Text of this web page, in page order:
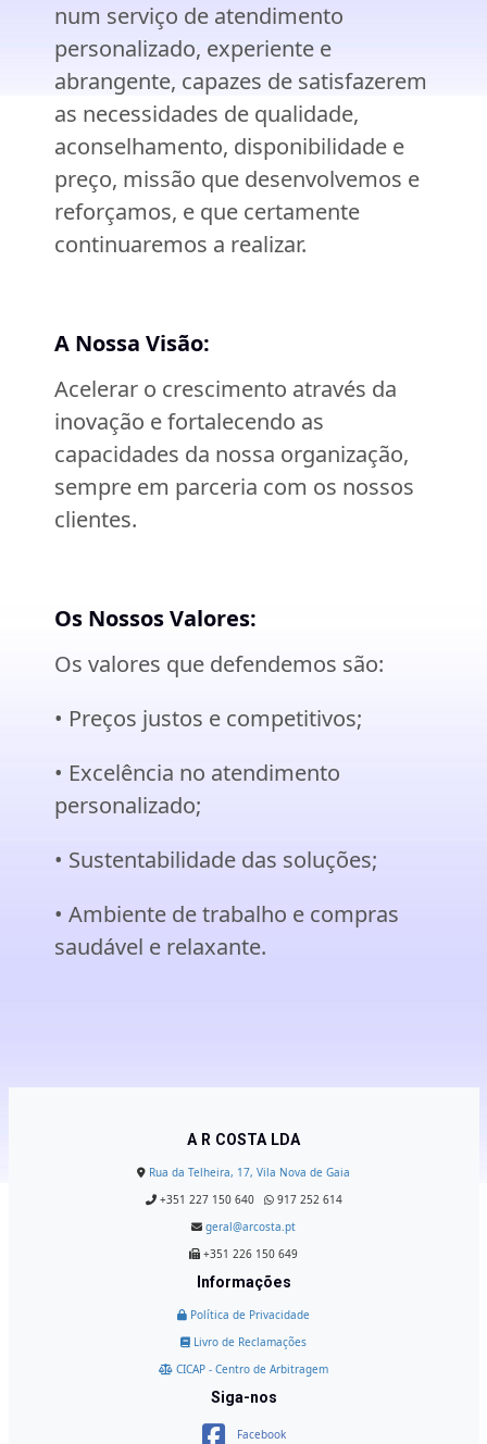
num serviço de atendimento
personalizado, experiente e
abrangente, capazes de satisfazerem
as necessidades de qualidade,
aconselhamento, disponibilidade e
preço, missão que desenvolvemos e
reforçamos, e que certamente
continuaremos a realizar.
A Nossa Visão:
Acelerar o crescimento através da
inovação e fortalecendo as
capacidades da nossa organização,
sempre em parceria com os nossos
clientes.
Os Nossos Valores:
Os valores que defendemos são:
• Preços justos e competitivos;
• Excelência no atendimento
personalizado;
• Sustentabilidade das soluções;
• Ambiente de trabalho e compras
saudável e relaxante.
A R COSTA LDA
Rua da Telheira, 17, Vila Nova de Gaia
+351 227 150 640
917 252 614
geral@arcosta.pt
+351 226 150 649
Informações
Política de Privacidade
Livro de Reclamações
CICAP - Centro de Arbitragem
Siga-nos
Facebook